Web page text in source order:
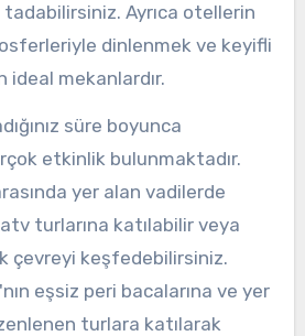
tadabilirsiniz. Ayrıca otellerin
dinlenmek ve keyifli
mekanlardır.
süre boyunca
etkinlik bulunmaktadır.
yer alan vadilerde
turlarına katılabilir veya
çevreyi keşfedebilirsiniz.
eşsiz peri bacalarına ve yer
turlara katılarak